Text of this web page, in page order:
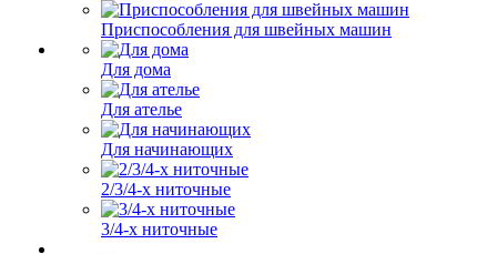
Приспособления для швейных машин
Для дома
Для ателье
Для начинающих
2/3/4-х ниточные
3/4-х ниточные